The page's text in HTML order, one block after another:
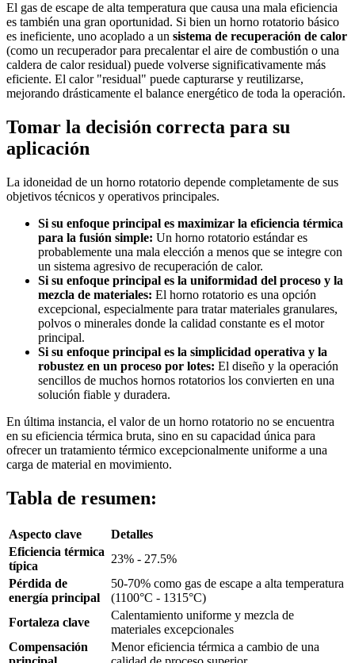
El gas de escape de alta temperatura que causa una mala eficiencia
es también una gran oportunidad. Si bien un horno rotatorio básico
es ineficiente, uno acoplado a un sistema de recuperación de calor
(como un recuperador para precalentar el aire de combustión o una
caldera de calor residual) puede volverse significativamente más
eficiente. El calor "residual" puede capturarse y reutilizarse,
mejorando drásticamente el balance energético de toda la operación.
Tomar la decisión correcta para su
aplicación
La idoneidad de un horno rotatorio depende completamente de sus
objetivos técnicos y operativos principales.
Si su enfoque principal es maximizar la eficiencia térmica
para la fusión simple: Un horno rotatorio estándar es
probablemente una mala elección a menos que se integre con
un sistema agresivo de recuperación de calor.
Si su enfoque principal es la uniformidad del proceso y la
mezcla de materiales: El horno rotatorio es una opción
excepcional, especialmente para tratar materiales granulares,
polvos o minerales donde la calidad constante es el motor
principal.
Si su enfoque principal es la simplicidad operativa y la
robustez en un proceso por lotes: El diseño y la operación
sencillos de muchos hornos rotatorios los convierten en una
solución fiable y duradera.
En última instancia, el valor de un horno rotatorio no se encuentra
en su eficiencia térmica bruta, sino en su capacidad única para
ofrecer un tratamiento térmico excepcionalmente uniforme a una
carga de material en movimiento.
Tabla de resumen:
Aspecto clave
Detalles
Eficiencia térmica
típica
23% - 27.5%
Pérdida de
energía principal
50-70% como gas de escape a alta temperatura
(1100°C - 1315°C)
Fortaleza clave
Calentamiento uniforme y mezcla de
materiales excepcionales
Compensación
Menor eficiencia térmica a cambio de una